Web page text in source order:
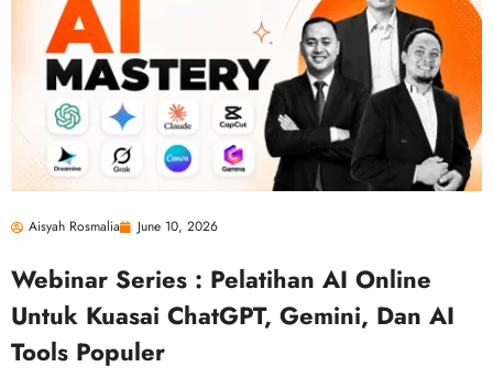
Aisyah Rosmalia June 10, 2026
Webinar Series : Pelatihan AI Online
Untuk Kuasai ChatGPT, Gemini, Dan AI
Tools Populer